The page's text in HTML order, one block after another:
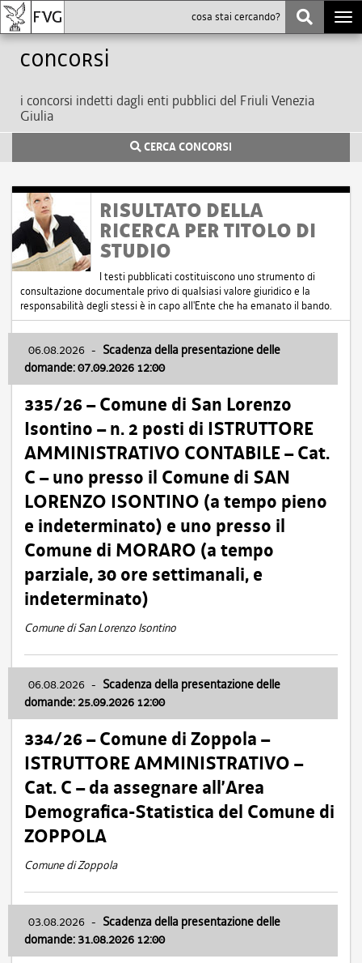
Concorsi
i concorsi indetti dagli enti pubblici del Friuli Venezia
Giulia
CERCA CONCORSI
RISULTATO DELLA
RICERCA PER TITOLO DI
STUDIO
I testi pubblicati costituiscono uno strumento di
consultazione documentale privo di qualsiasi valore giuridico e la
responsabilità degli stessi è in capo all'Ente che ha emanato il bando.
06.08.2026 - Scadenza della presentazione delle
domande: 07.09.2026 12:00
335/26 – Comune di San Lorenzo
Isontino – n. 2 posti di ISTRUTTORE
AMMINISTRATIVO CONTABILE – Cat.
C – uno presso il Comune di SAN
LORENZO ISONTINO (a tempo pieno
e indeterminato) e uno presso il
Comune di MORARO (a tempo
parziale, 30 ore settimanali, e
indeterminato)
Comune di San Lorenzo Isontino
06.08.2026 - Scadenza della presentazione delle
domande: 25.09.2026 12:00
334/26 – Comune di Zoppola –
ISTRUTTORE AMMINISTRATIVO –
Cat. C – da assegnare all’Area
Demografica-Statistica del Comune di
ZOPPOLA
Comune di Zoppola
03.08.2026 - Scadenza della presentazione delle
domande: 31.08.2026 12:00